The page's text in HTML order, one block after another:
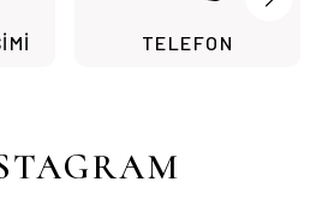
TELEFON